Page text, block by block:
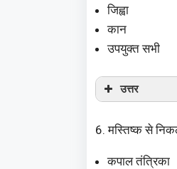
जिह्वा
कान
उपयुक्त सभी
उत्तर
6. मस्तिष्क से
कपाल तंत्रिका